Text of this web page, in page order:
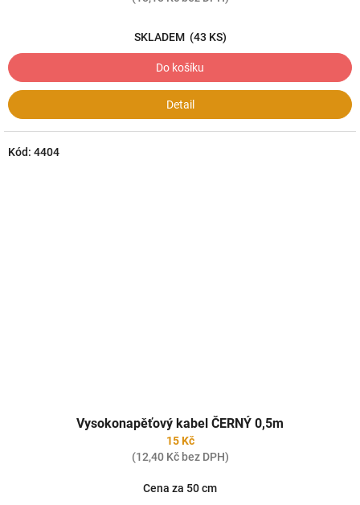
SKLADEM (43 KS)
Do košíku
Detail
Vysokonapěťový kabel ČERNÝ 0,5m
15 Kč
(12,40 Kč bez DPH)
Cena za 50 cm
Kód: 4404